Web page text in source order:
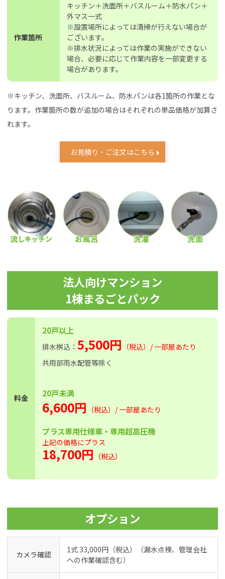
作業箇所
キッチン＋洗面所＋バスルーム＋防水パン＋
外マス一式
※設置場所によっては清掃が行えない場合が
ございます。
※排水状況によっては作業の実施ができない
場合、必要に応じて作業内容を一部変更する
場合があります。
※キッチン、洗面所、バスルーム、防水パンは各1箇所の作業とな
ります。作業箇所の数が追加の場合はそれぞれの単品価格が加算さ
れます。
お見積り・ご注文はこちら
法人向けマンション
1棟まるごとパック
料金
20戸以上
排水桝込： 5,500円 （税込）/ 一部屋あたり
共用部雨水配管等除く
20戸未満
6,600円 （税込）/ 一部屋あたり
プラス専用仕様車・専用超高圧機
上記の価格にプラス
18,700円 （税込）
オプション
カメラ確認
1式 33,000円（税込）（漏水点検、管理会社
への作業確認含む）